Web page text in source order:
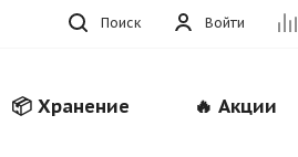
Войти
Поиск
📦 Хранение 🔥 Акции